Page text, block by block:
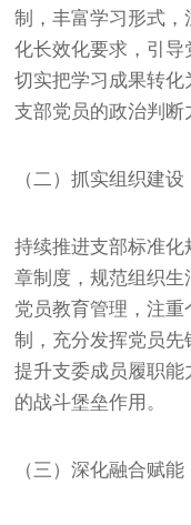
制，丰富学习形式
化长效化要求，引导
切实把学习成果转
支部党员的政治判断
（二）抓实组织建
持续推进支部标准
章制度，规范组织
党员教育管理，注
制，充分发挥党员先
提升支委成员履职
的战斗堡垒作用。
（三）深化融合赋